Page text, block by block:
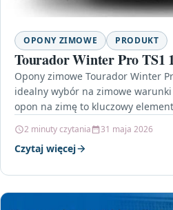
OPONY ZIMOWE PRODUKT
Tourador Winter Pro TS1
Opony zimowe Tourador Winter
idealny wybór na zimowe
opon na zimę to kluczowy
2 minuty czytania 31 maja 2026
Czytaj więcej